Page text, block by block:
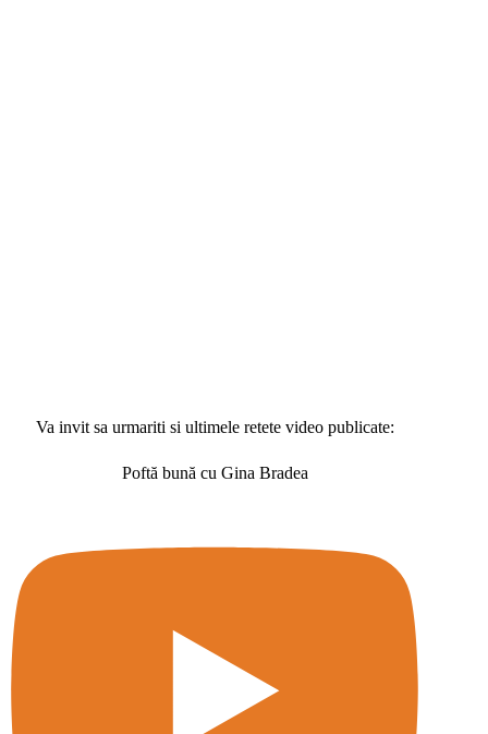
Va invit sa urmariti si ultimele retete video publicate:
Poftă bună cu Gina Bradea